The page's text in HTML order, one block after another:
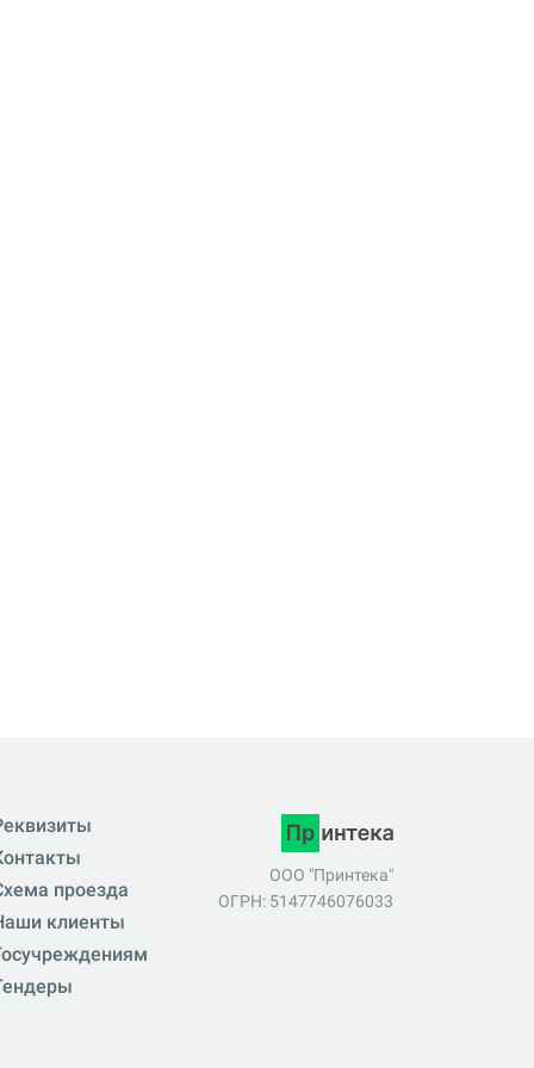
проезда
клиенты
ООО "Принтека"
ОГРН: 5147746076033